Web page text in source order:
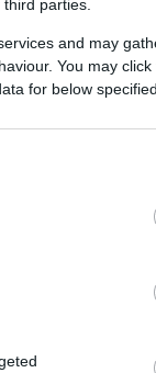
parties.
and may
You may
for below
egy
írt,